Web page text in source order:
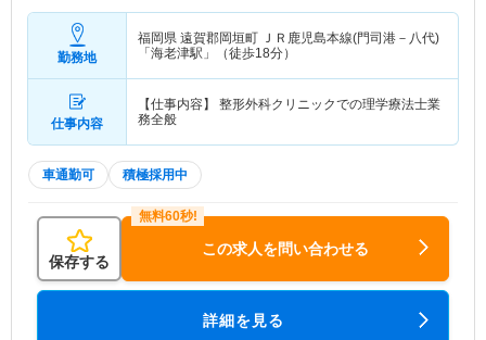
勤務地
福岡県 遠賀郡岡垣町 ＪＲ鹿児島本線(門司港－八代)
「海老津駅」（徒歩18分）
仕事内容
【仕事内容】 整形外科クリニックでの理学療法士業
務全般
車通勤可 積極採用中
保存する
この求人を問い合わせる
詳細を見る